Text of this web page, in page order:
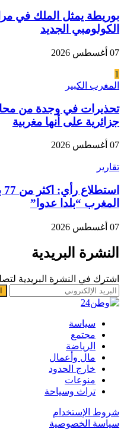
بوريطة يمثل الملك في
الكولومبي الجديد
07 أغسطس 2026
1
المغرب الكبير
تحذيرات في وجدة من
جزائرية على أنها مغربية
07 أغسطس 2026
تقارير
المغرب “بلدا عدوا”
07 أغسطس 2026
النشرة البريدية
اشترك في النشرة البريدية
سياسة
مجتمع
الرياضة
مال وأعمال
خارج الحدود
منوعات
تراث وسياحة
شروط الإستخدام
سياسة الخصوصية